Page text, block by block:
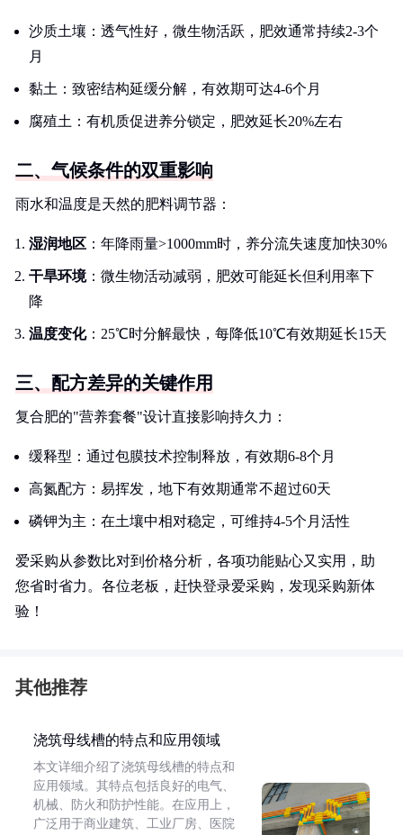
沙质土壤：透气性好，微生物活跃，肥效通常持续2-3个
月
黏土：致密结构延缓分解，有效期可达4-6个月
腐殖土：有机质促进养分锁定，肥效延长20%左右
二、气候条件的双重影响
雨水和温度是天然的肥料调节器：
湿润地区 ：年降雨量>1000mm时，养分流失速度加快30%
干旱环境：微生物活动减弱，肥效可能延长但利用率下
降
温度变化：25℃时分解最快，每降低10℃有效期延长15天
三、配方差异的关键作用
复合肥的"营养套餐"设计直接影响持久力：
缓释型：通过包膜技术控制释放，有效期6-8个月
高氮配方：易挥发，地下有效期通常不超过60天
磷钾为主：在土壤中相对稳定，可维持4-5个月活性
爱采购从参数比对到价格分析，各项功能贴心又实用，助
您省时省力。各位老板，赶快登录爱采购，发现采购新体
验！
其他推荐
浇筑母线槽的特点和应用领域
本文详细介绍了浇筑母线槽的特点和
应用领域。其特点包括良好的电气、
机械、防火和防护性能。在应用上，
广泛用于商业建筑、工业厂房、医院